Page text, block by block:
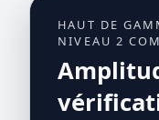
HAUT DE
NIVEAU 2